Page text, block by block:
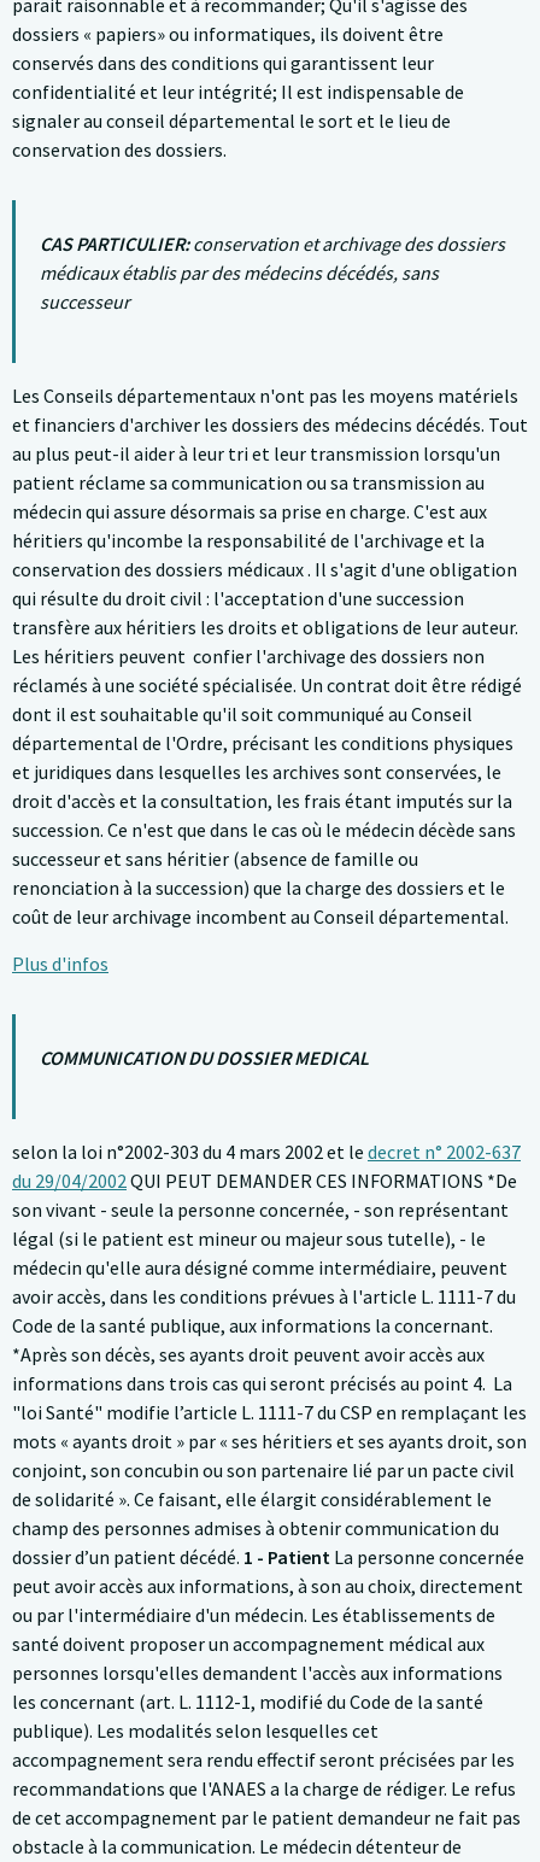
parait raisonnable et à recommander; Qu'il s'agisse des
dossiers « papiers» ou informatiques, ils doivent être
conservés dans des conditions qui garantissent leur
confidentialité et leur intégrité; Il est indispensable de
signaler au conseil départemental le sort et le lieu de
conservation des dossiers.
CAS PARTICULIER:conservation et archivage des dossiers
médicaux établis par des médecins décédés, sans
successeur
Les Conseils départementaux n'ont pas les moyens matériels
et financiers d'archiver les dossiers des médecins décédés. Tout
au plus peut-il aider à leur tri et leur transmission lorsqu'un
patient réclame sa communication ou sa transmission au
médecin qui assure désormais sa prise en charge. C'est aux
héritiers qu'incombe la responsabilité de l'archivage et la
conservation des dossiers médicaux . Il s'agit d'une obligation
qui résulte du droit civil : l'acceptation d'une succession
transfère aux héritiers les droits et obligations de leur auteur.
Les héritiers peuvent confier l'archivage des dossiers non
réclamés à une société spécialisée. Un contrat doit être rédigé
dont il est souhaitable qu'il soit communiqué au Conseil
départemental de l'Ordre, précisant les conditions physiques
et juridiques dans lesquelles les archives sont conservées, le
droit d'accès et la consultation, les frais étant imputés sur la
succession. Ce n'est que dans le cas où le médecin décède sans
successeur et sans héritier (absence de famille ou
renonciation à la succession) que la charge des dossiers et le
coût de leur archivage incombent au Conseil départemental.
Plus d'infos
COMMUNICATION DU DOSSIER MEDICAL
selon la loi n°2002-303 du 4 mars 2002 et le decret n° 2002-637
du 29/04/2002QUI PEUT DEMANDER CES INFORMATIONS *De
son vivant - seule la personne concernée, - son représentant
légal (si le patient est mineur ou majeur sous tutelle), - le
médecin qu'elle aura désigné comme intermédiaire, peuvent
avoir accès, dans les conditions prévues à l'article L. 1111-7 du
Code de la santé publique, aux informations la concernant.
*Après son décès, ses ayants droit peuvent avoir accès aux
informations dans trois cas qui seront précisés au point 4. La
"loi Santé" modifie l’article L. 1111-7 du CSP en remplaçant les
mots « ayants droit » par « ses héritiers et ses ayants droit, son
conjoint, son concubin ou son partenaire lié par un pacte civil
de solidarité ». Ce faisant, elle élargit considérablement le
champ des personnes admises à obtenir communication du
dossier d’un patient décédé. 1 - Patient La personne concernée
peut avoir accès aux informations, à son au choix, directement
ou par l'intermédiaire d'un médecin. Les établissements de
santé doivent proposer un accompagnement médical aux
personnes lorsqu'elles demandent l'accès aux informations
les concernant (art. L. 1112-1, modifié du Code de la santé
publique). Les modalités selon lesquelles cet
accompagnement sera rendu effectif seront précisées par les
recommandations que l'ANAES a la charge de rédiger. Le refus
de cet accompagnement par le patient demandeur ne fait pas
obstacle à la communication. Le médecin détenteur de